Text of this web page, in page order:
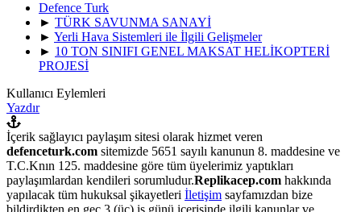
Defence Turk
► TÜRK SAVUNMA SANAYİ
► Yerli Hava Sistemleri ile İlgili Gelişmeler
► 10 TON SINIFI GENEL MAKSAT HELİKOPTERİ
PROJESİ
Kullanıcı Eylemleri
Yazdır
İçerik sağlayıcı paylaşım sitesi olarak hizmet veren
defenceturk.com sitemizde 5651 sayılı kanunun 8. maddesine ve
T.C.Knın 125. maddesine göre tüm üyelerimiz yaptıkları
paylaşımlardan kendileri sorumludur.Replikacep.com hakkında
yapılacak tüm hukuksal şikayetleri İletişim sayfamızdan bize